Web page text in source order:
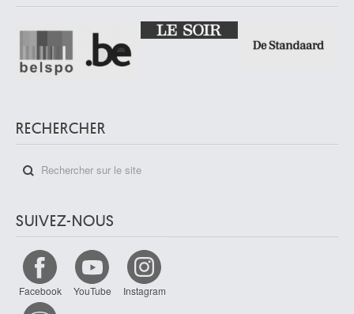
RECHERCHER
SUIVEZ-NOUS
Facebook YouTube Instagram